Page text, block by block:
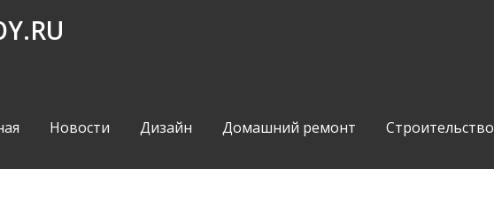
Новости Дизайн Домашний ремонт Строительство